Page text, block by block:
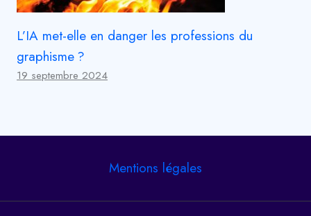
L’IA met-elle en danger les professions du
graphisme ?
19 septembre 2024
Mentions légales